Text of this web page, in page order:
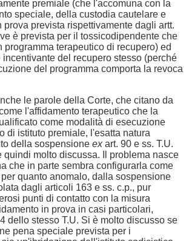
premiale (che l'accomuna con la
speciale, della custodia cautelare e
prova prevista rispettivamente dagli artt.
è prevista per il tossicodipendente che
programma terapeutico di recupero) ed
del recupero stesso (perché
del programma comporta la revoca
le parole della Corte, che citano da
l'affidamento terapeutico che la
come modalità di esecuzione
di istituto premiale, l'esatta natura
della sospensione exart. 90 e ss. T.U.
quindi molto discussa. Il problema nasce
che in parte sembra configurarla come
quanto anomalo, dalla sospensione
dagli articoli 163 e ss. c.p., pur
punti di contatto con la misura
in prova in casi particolari,
dello stesso T.U. Si è molto discusso se
pena speciale prevista per i